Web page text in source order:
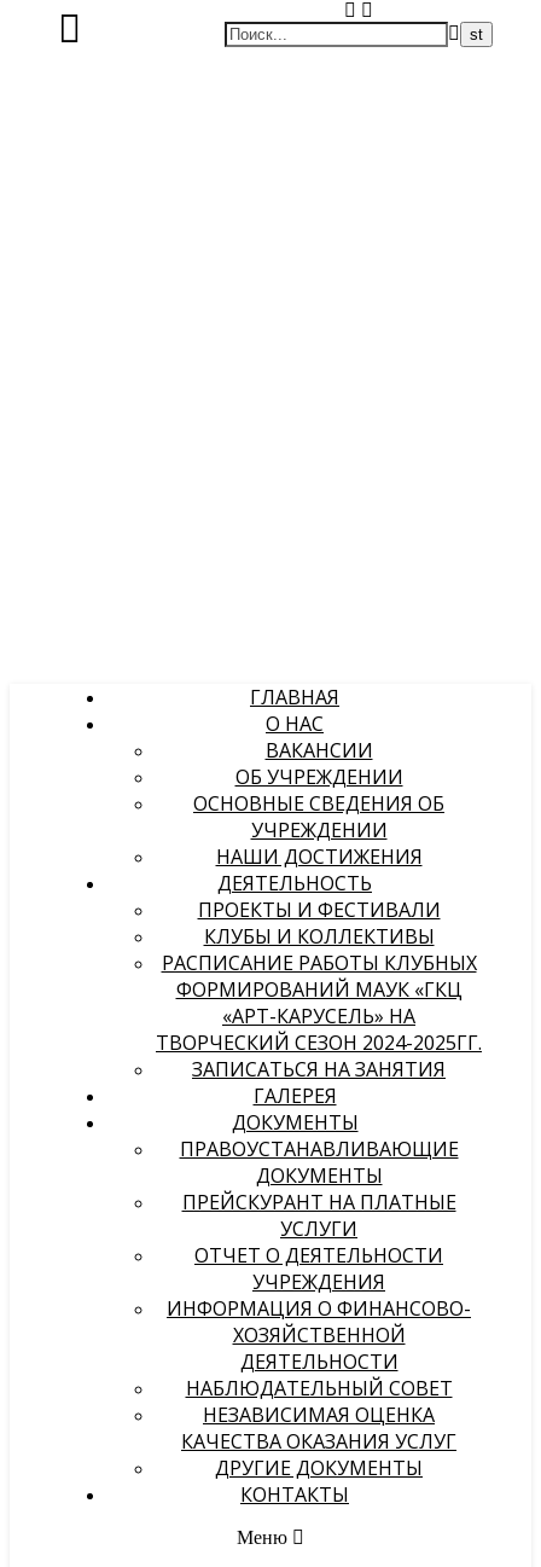
ГЛАВНАЯ
О НАС
ВАКАНСИИ
ОБ УЧРЕЖДЕНИИ
ОСНОВНЫЕ СВЕДЕНИЯ ОБ
УЧРЕЖДЕНИИ
НАШИ ДОСТИЖЕНИЯ
ДЕЯТЕЛЬНОСТЬ
ПРОЕКТЫ И ФЕСТИВАЛИ
КЛУБЫ И КОЛЛЕКТИВЫ
РАСПИСАНИЕ РАБОТЫ КЛУБНЫХ
ФОРМИРОВАНИЙ МАУК «ГКЦ
«АРТ-КАРУСЕЛЬ» НА
ТВОРЧЕСКИЙ СЕЗОН 2024-2025ГГ.
ЗАПИСАТЬСЯ НА ЗАНЯТИЯ
ГАЛЕРЕЯ
ДОКУМЕНТЫ
ПРАВОУСТАНАВЛИВАЮЩИЕ
ДОКУМЕНТЫ
ПРЕЙСКУРАНТ НА ПЛАТНЫЕ
УСЛУГИ
ОТЧЕТ О ДЕЯТЕЛЬНОСТИ
УЧРЕЖДЕНИЯ
ИНФОРМАЦИЯ О ФИНАНСОВО-
ХОЗЯЙСТВЕННОЙ
ДЕЯТЕЛЬНОСТИ
НАБЛЮДАТЕЛЬНЫЙ СОВЕТ
НЕЗАВИСИМАЯ ОЦЕНКА
КАЧЕСТВА ОКАЗАНИЯ УСЛУГ
ДРУГИЕ ДОКУМЕНТЫ
КОНТАКТЫ
Меню